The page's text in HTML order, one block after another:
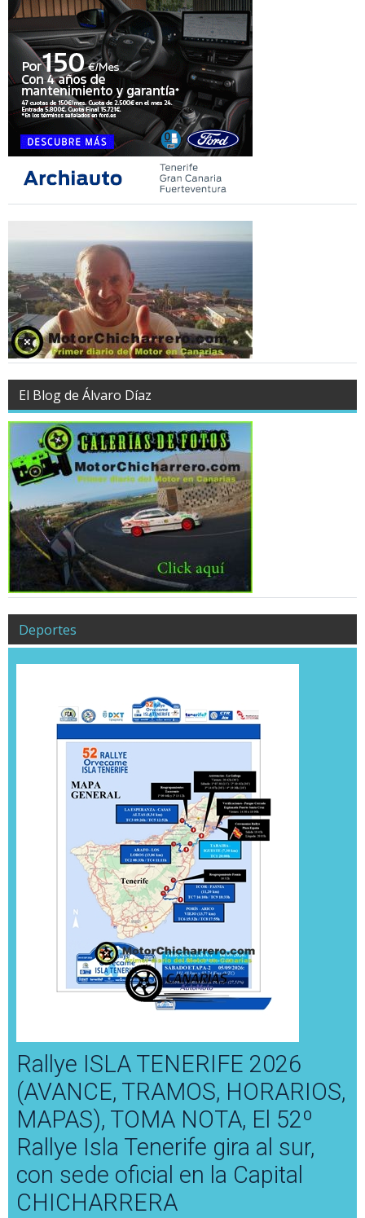
El Blog de Álvaro Díaz
Deportes
Rallye ISLA TENERIFE 2026
(AVANCE, TRAMOS, HORARIOS,
MAPAS), TOMA NOTA, El 52º
Rallye Isla Tenerife gira al sur,
con sede oficial en la Capital
CHICHARRERA